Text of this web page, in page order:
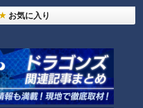
お気に入り
投手(C)CBCテレビ
えられた。
雄介投手がこの世を去ったとい